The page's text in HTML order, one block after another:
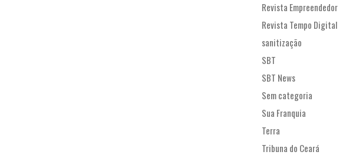
Revista Empreendedor
Revista Tempo Digital
sanitização
SBT
SBT News
Sem categoria
Sua Franquia
Terra
Tribuna do Ceará